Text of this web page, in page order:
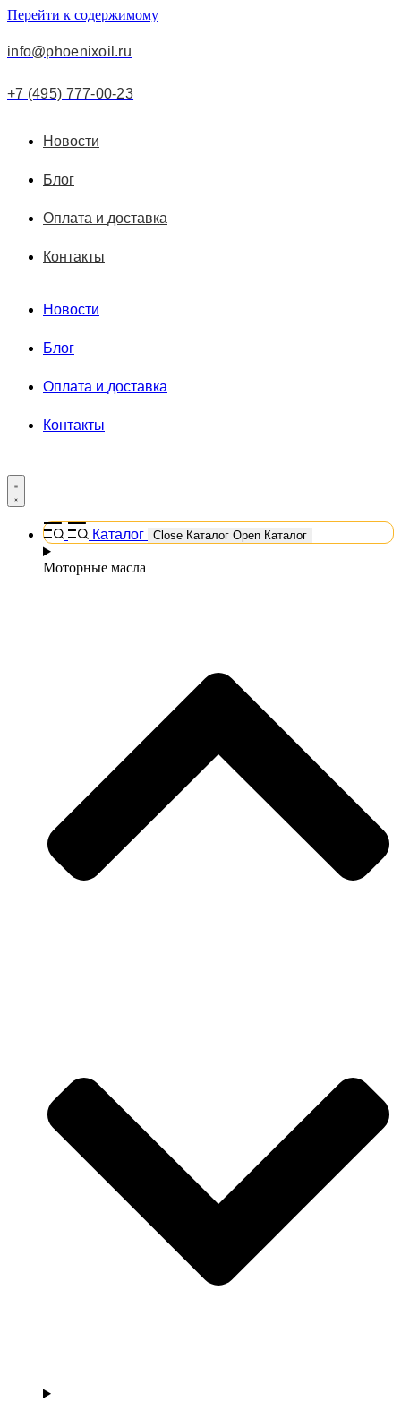
Перейти к содержимому
info@phoenixoil.ru
+7 (495) 777-00-23
Новости
Блог
Оплата и доставка
Контакты
Новости
Блог
Оплата и доставка
Контакты
Каталог Close Каталог Open Каталог
Моторные масла